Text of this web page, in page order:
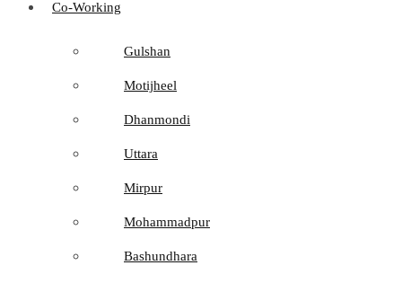
Co-Working
Gulshan
Motijheel
Dhanmondi
Uttara
Mirpur
Mohammadpur
Bashundhara